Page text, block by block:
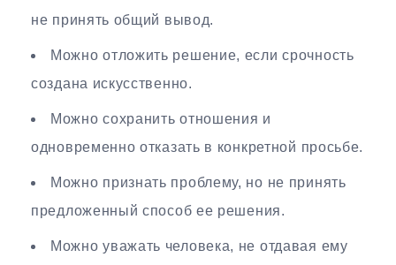
не принять общий вывод.
Можно отложить решение, если срочность
создана искусственно.
Можно сохранить отношения и
одновременно отказать в конкретной просьбе.
Можно признать проблему, но не принять
предложенный способ ее решения.
Можно уважать человека, не отдавая ему